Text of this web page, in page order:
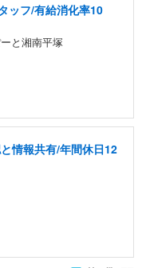
ッフ/有給消化率10
と湘南平塚
情報共有/年間休日12